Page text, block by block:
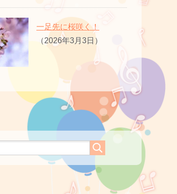
一足先に桜咲く！
（2026年3月3日）